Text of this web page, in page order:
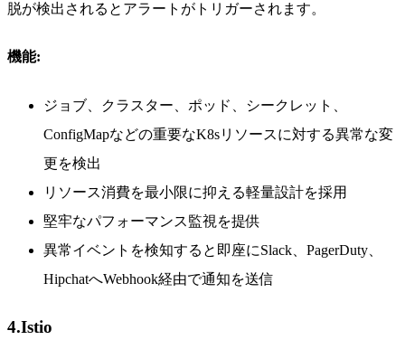
脱が検出されるとアラートがトリガーされます。
機能:
ジョブ、クラスター、ポッド、シークレット、
ConfigMapなどの重要なK8sリソースに対する異常な変
更を検出
リソース消費を最小限に抑える軽量設計を採用
堅牢なパフォーマンス監視を提供
異常イベントを検知すると即座にSlack、PagerDuty、
HipchatへWebhook経由で通知を送信
4.Istio